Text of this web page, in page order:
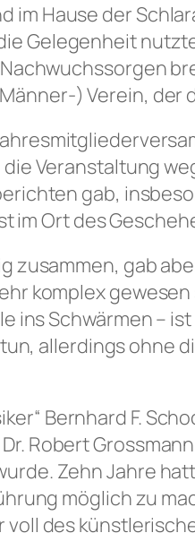
im Hause der
Gelegenheit
) Verein, der
Veranstaltung
gab,
im Ort des
zusammen, gab
komplex
ins Schwärmen –
allerdings ohne
Bernhard F.
Robert
Zehn Jahre
möglich zu
voll des